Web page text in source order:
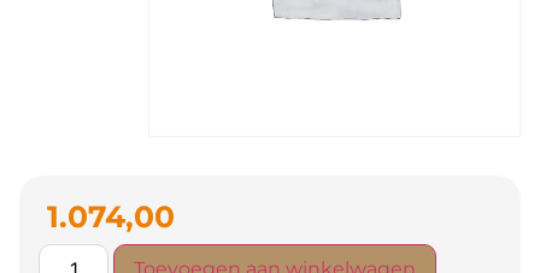
1.074,00